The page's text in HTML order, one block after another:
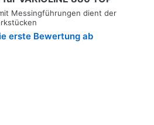
Messingführungen dient der
erste Bewertung ab